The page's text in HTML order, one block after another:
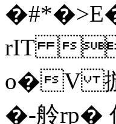
rIT K
o�V 揓
�-舲rp�